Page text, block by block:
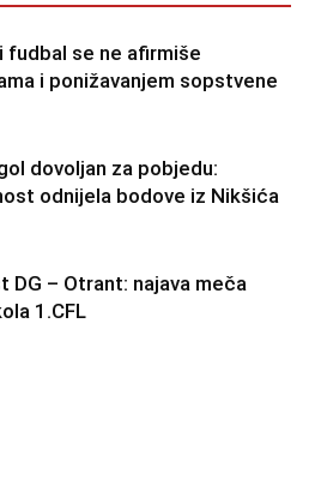
fudbal se ne afirmiše
i ponižavanjem sopstvene
dovoljan za pobjedu:
odnijela bodove iz Nikšića
DG – Otrant: najava meča
1.CFL